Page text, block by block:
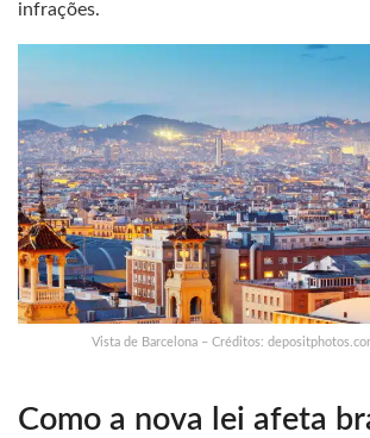
infrações.
Vista de Barcelona – Créditos:
Como a nova lei afeta